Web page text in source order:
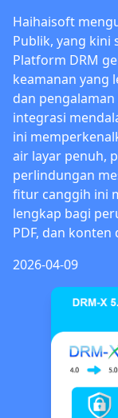
Haihaisoft
Publik, yang kini
Platform DRM
keamanan yang
dan
integrasi
ini
air layar penuh,
perlindungan
fitur canggih ini
lengkap bagi
PDF, dan
2026-04-09